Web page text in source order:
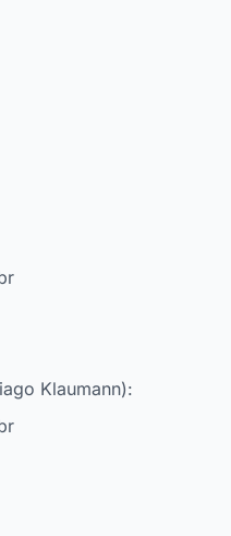
Klaumann):